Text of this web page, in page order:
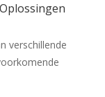
verschillende